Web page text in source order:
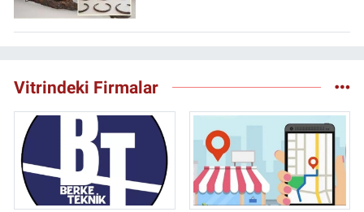
Vitrindeki Firmalar